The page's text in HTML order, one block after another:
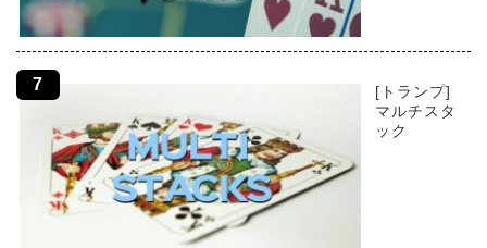
[トランプ]
マルチスタ
ック